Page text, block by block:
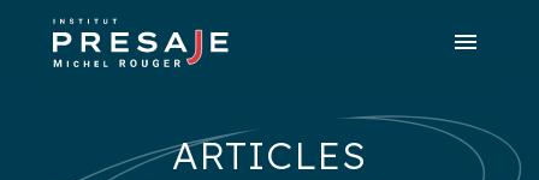
menu
Recherche avancéeARTICLES